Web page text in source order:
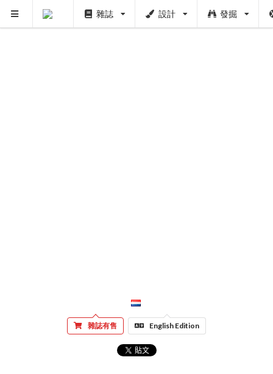
雜誌 設計 發掘
雜誌有售 English Edition